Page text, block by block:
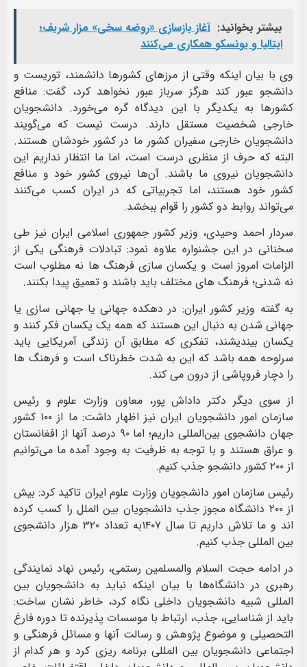
بیشتر بخوانید: آغاز بازسازی «روضه سخی» مزار شریف؛
ایتالیا و یونسکو همکاری می‌کنند
وی با بیان اینکه وقتی از مرزهای کشورها دانشمند، توریست و
دانشجو عبور کند هرگز سرباز عبور نخواهد کرد، گفت: منافع
کشورها به یکدیگر با این دیدگاه گره می‌خورد. دانشجویان
خارجی شخصیت مستقل دارند. درست نیست که می‌گویند
دانشجویان خارجی سفیران کشور ما در کشور خودشان هستند.
البته که حرف از منظری درست است، اما ما انتظار نداریم این
دانشجویان نیروی ما باشند. آن‌ها نیروی کشور خود و منافع
کشور خود هستند، اما تجربیاتی که در ایران کسب می‌کنند
می‌تواند روابط دو کشور را قوام ببخشد.
سردار احمد وحیدی، وزیر کشور جمهوری اسلامی ایران نیز طی
سخنانی در این جشنواره علاوه نمود: تبادلات فرهنگی یکی از
الزامات امروز است و یکسان سازی فرهنگ ها نه مطلوب است
نه شدنی؛ فرهنگ های مختلف باید باشند و تعمیق پیدا بکنند.
به گفته وزیر کشور ایران: در دهکده جهانی یا جهانی سازی یا
جهانی شدن به دنبال این هستند که همه یک یکسان فکر کنند و
یکسان بیندیشند، تفکری که مطابق آن زندگی آمریکایی باید
سرلوحه همه باشد که این به شدت خطرناک است و فرهنگ ها
را دچار فروپاشی از درون می کند.
از سوی دیگر دکتر داداش پور، معاون وزارت علوم و رئیس
سازمان امور دانشجویان ایران نیز اظهار داشت: ما از ۱۰۰ کشور
جهان دانشجوی بین‌المللی داریم؛ اما ۹۰ درصد آنها از افغانستان
و عراق هستند و با توجه به ظرفیت به وجود آمده ما می‌توانیم
از ۲۰۰ کشور دانشجو جذب کنیم.
رئیس سازمان امور دانشجویان وزارت علوم ایران تاکید کرد: بیش
از ۲۰۰ دانشگاه مجوز جذب دانشجویان بین الملل را کسب کرده
اند و ما تلاش داریم تا سال ۱۴۰۷به تعداد ۳۲۰ هزار دانشجوی
بین المللی جذب کنیم.
در ادامه حجت السلام والمسلمین رستمی، رئیس نهاد نمایندگی
رهبری در دانشگاه‌ها با بیان اینکه نباید به دانشجویان بین
المللی شبیه دانشجویان داخلی نگاه کرد، خاطر نشان ساخت:
باید از شناسایی، جذب، ارتباط با موسسات پذیرنده تا دوره فارغ
التحصیلی و موضوع پژوهش و رسالت آنها و مسائل فرهنگی و
اجتماعی دانشجویان بین المللی برنامه ریزی کرد و هر کدام از